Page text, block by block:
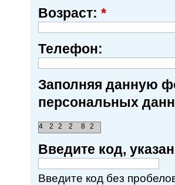
Возраст: *
Телефон:
Заполняя данную
персональных
8 2
2 2 2
4
Введите код,
Введите код без